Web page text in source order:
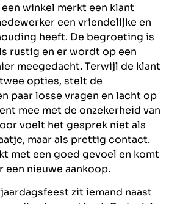
winkel merkt een klant
een vriendelijke en
heeft. De begroeting is
rustig en er wordt op een
meegedacht. Terwijl de klant
opties, stelt de
paar losse vragen en lacht op
mee met de onzekerheid van
voelt het gesprek niet als
maar als prettig contact.
met een goed gevoel en komt
nieuwe aankoop.
zit iemand naast